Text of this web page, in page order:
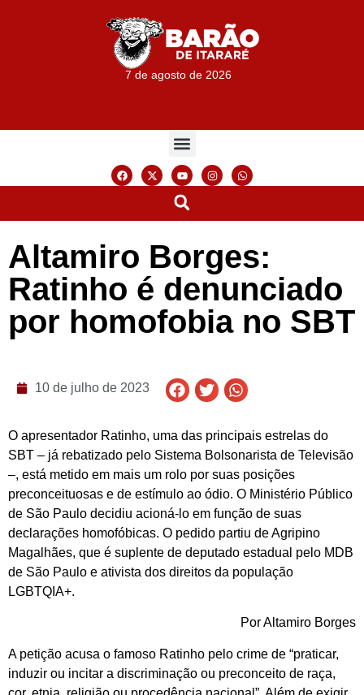
7 de agosto de 2026
Altamiro Borges:
Ratinho é denunciado
por homofobia no SBT
10 de julho de 2023
O apresentador Ratinho, uma das principais estrelas do
SBT – já rebatizado pelo Sistema Bolsonarista de Televisão
–, está metido em mais um rolo por suas posições
preconceituosas e de estímulo ao ódio. O Ministério Público
de São Paulo decidiu acioná-lo em função de suas
declarações homofóbicas. O pedido partiu de Agripino
Magalhães, que é suplente de deputado estadual pelo MDB
de São Paulo e ativista dos direitos da população
LGBTQIA+.
Por Altamiro Borges
A petição acusa o famoso Ratinho pelo crime de “praticar,
induzir ou incitar a discriminação ou preconceito de raça,